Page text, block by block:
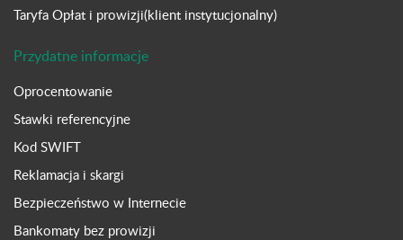
Taryfa Opłat i prowizji(klient instytucjonalny)
Przydatne informacje
Oprocentowanie
Stawki referencyjne
Kod SWIFT
Reklamacja i skargi
Bezpieczeństwo w Internecie
Bankomaty bez prowizji